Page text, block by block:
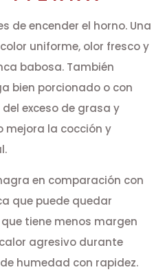
de encender el horno. Una
uniforme, olor fresco y
babosa. También
bien porcionado o con
exceso de grasa y
mejora la cocción y
en comparación con
que puede quedar
tiene menos margen
agresivo durante
humedad con rapidez.